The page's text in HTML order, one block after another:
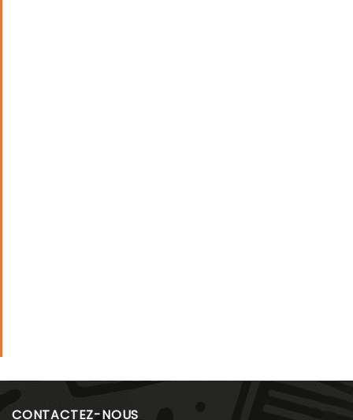
CONTACTEZ-NOUS